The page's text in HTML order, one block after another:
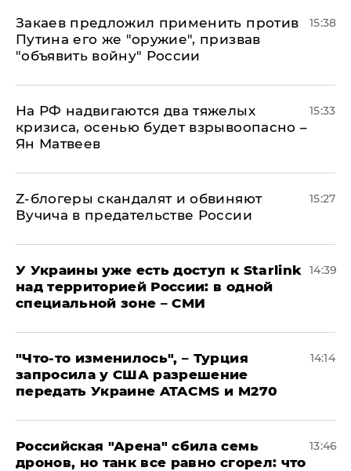
Закаев предложил применить против
Путина его же "оружие", призвав
"объявить войну" России
15:38
На РФ надвигаются два тяжелых
кризиса, осенью будет взрывоопасно –
Ян Матвеев
15:33
Z-блогеры скандалят и обвиняют
Вучича в предательстве России
15:27
У Украины уже есть доступ к Starlink
над территорией России: в одной
специальной зоне – СМИ
14:39
​"Что-то изменилось", – Турция
запросила у США разрешение
передать Украине ATACMS и M270
14:14
​Российская "Арена" сбила семь
дронов, но танк все равно сгорел: что
13:46